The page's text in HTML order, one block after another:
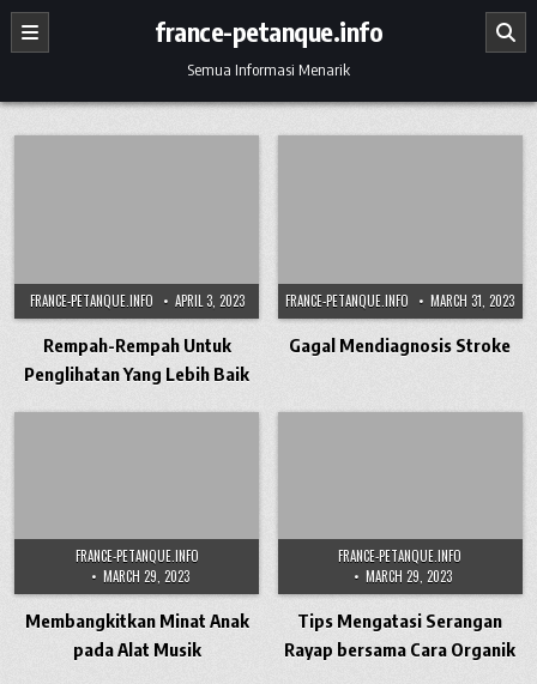
Skip to content
france-petanque.info
Semua Informasi Menarik
FRANCE-PETANQUE.INFO APRIL 3, 2023
Rempah-Rempah Untuk
Penglihatan Yang Lebih Baik
FRANCE-PETANQUE.INFO MARCH 31, 2023
Gagal Mendiagnosis Stroke
FRANCE-PETANQUE.INFO
MARCH 29, 2023
Membangkitkan Minat Anak
pada Alat Musik
FRANCE-PETANQUE.INFO
MARCH 29, 2023
Tips Mengatasi Serangan
Rayap bersama Cara Organik